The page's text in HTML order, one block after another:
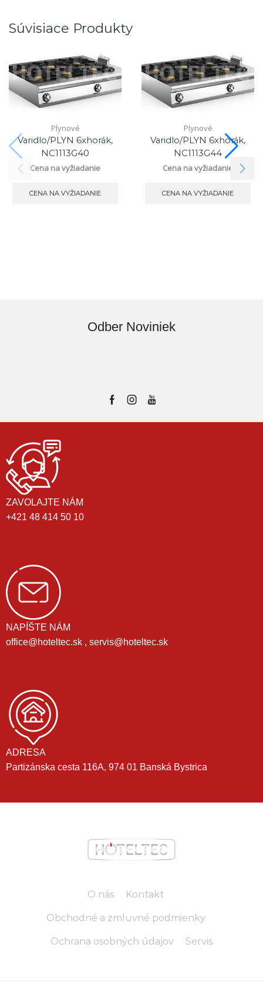
Súvisiace Produkty
Plynové
Varidlo/PLYN 6xhorák,
NC1113G40
Cena na vyžiadanie
CENA NA VYŽIADANIE
Plynové
Varidlo/PLYN 6xhorák,
NC1113G44
Cena na vyžiadanie
CENA NA VYŽIADANIE
Odber Noviniek
ZAVOLAJTE NÁM
+421 48 414 50 10
NAPÍŠTE NÁM
office@hoteltec.sk , servis@hoteltec.sk
ADRESA
Partizánska cesta 116A, 974 01 Banská Bystrica
O nás Kontakt
Obchodné a zmluvné podmienky
Ochrana osobných údajov Servis